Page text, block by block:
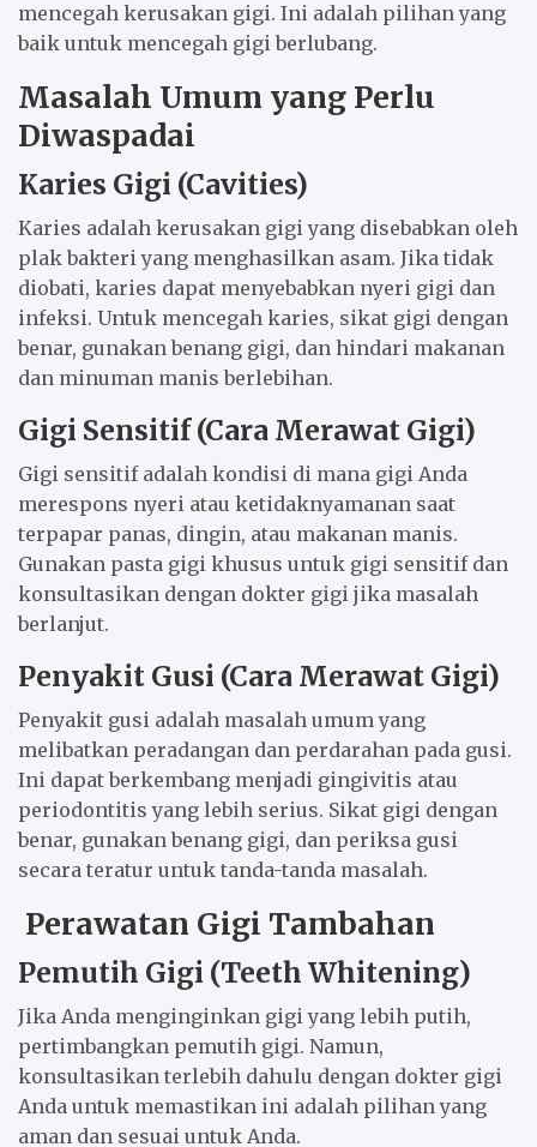
mencegah kerusakan gigi. Ini adalah pilihan yang
baik untuk mencegah gigi berlubang.
Masalah Umum yang Perlu
Diwaspadai
Karies Gigi (Cavities)
Karies adalah kerusakan gigi yang disebabkan oleh
plak bakteri yang menghasilkan asam. Jika tidak
diobati, karies dapat menyebabkan nyeri gigi dan
infeksi. Untuk mencegah karies, sikat gigi dengan
benar, gunakan benang gigi, dan hindari makanan
dan minuman manis berlebihan.
Gigi Sensitif (Cara Merawat Gigi)
Gigi sensitif adalah kondisi di mana gigi Anda
merespons nyeri atau ketidaknyamanan saat
terpapar panas, dingin, atau makanan manis.
Gunakan pasta gigi khusus untuk gigi sensitif dan
konsultasikan dengan dokter gigi jika masalah
berlanjut.
Penyakit Gusi (Cara Merawat Gigi)
Penyakit gusi adalah masalah umum yang
melibatkan peradangan dan perdarahan pada gusi.
Ini dapat berkembang menjadi gingivitis atau
periodontitis yang lebih serius. Sikat gigi dengan
benar, gunakan benang gigi, dan periksa gusi
secara teratur untuk tanda-tanda masalah.
Perawatan Gigi Tambahan
Pemutih Gigi (Teeth Whitening)
Jika Anda menginginkan gigi yang lebih putih,
pertimbangkan pemutih gigi. Namun,
konsultasikan terlebih dahulu dengan dokter gigi
Anda untuk memastikan ini adalah pilihan yang
aman dan sesuai untuk Anda.